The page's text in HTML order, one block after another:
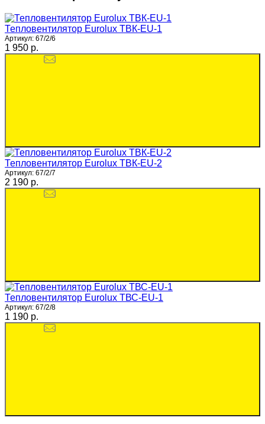
Тепловентилятор Eurolux ТВК-EU-1
Артикул: 67/2/6
1 950 p.
Тепловентилятор Eurolux ТВК-EU-2
Артикул: 67/2/7
2 190 p.
Тепловентилятор Eurolux ТВС-EU-1
Артикул: 67/2/8
1 190 p.